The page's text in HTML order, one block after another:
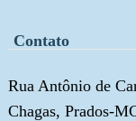
Contato
Rua Antônio de
Chagas, Prados-